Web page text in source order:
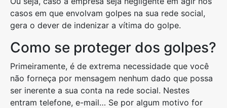
casos em que envolvam golpes na sua rede social,
gera o dever de indenizar a vítima do golpe.
Como se proteger dos golpes?
Primeiramente, é de extrema necessidade que você
não forneça por mensagem nenhum dado que possa
ser inerente a sua conta na rede social. Nestes
entram telefone, e-mail… Se por algum motivo for